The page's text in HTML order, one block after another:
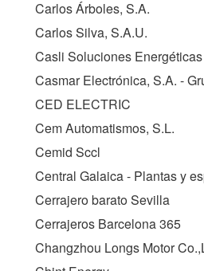
Carlos Árboles, S.A.
Carlos Silva, S.A.U.
Casli Soluciones Energéticas
Casmar Electrónica, S.A. -
CED ELECTRIC
Cem Automatismos, S.L.
Cemid Sccl
Central Galaica - Plantas y
Cerrajero barato Sevilla
Cerrajeros Barcelona 365
Changzhou Longs Motor